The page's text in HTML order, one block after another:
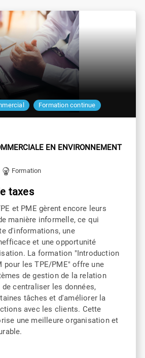
Formation continue
EN ENVIRONNEMENT
Formation
taxes
et PME gèrent encore leurs
manière informelle, ce qui
d'informations, une
et une opportunité
La formation "Introduction
pour les TPE/PME" offre une
de gestion de la relation
centraliser les données,
tâches et d'améliorer la
avec les clients. Cette
une meilleure organisation et